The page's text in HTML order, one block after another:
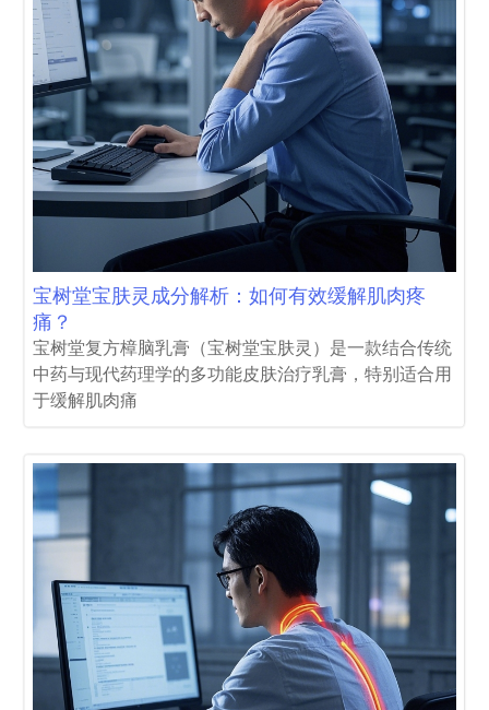
宝树堂宝肤灵成分解析：如何有效缓解肌肉疼
痛？
宝树堂复方樟脑乳膏（宝树堂宝肤灵）是一款结合传统
中药与现代药理学的多功能皮肤治疗乳膏，特别适合用
于缓解肌肉痛